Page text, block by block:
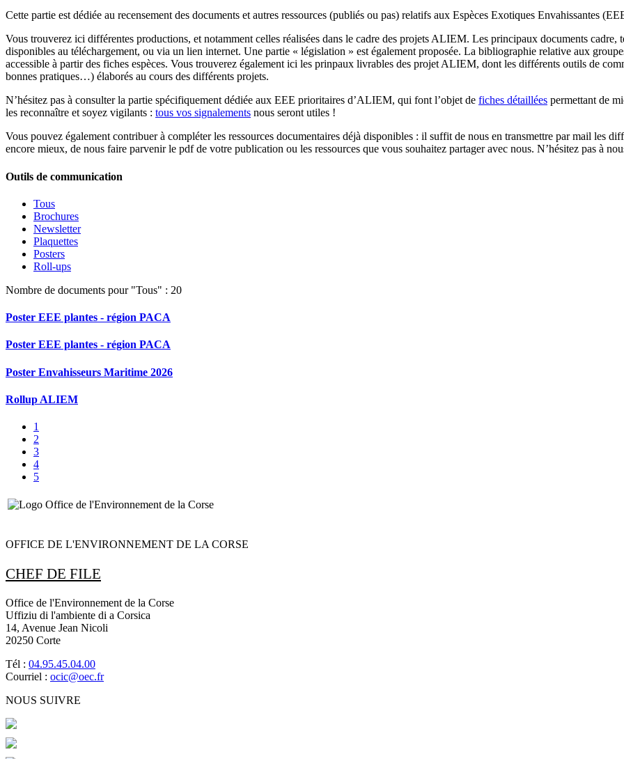
Cette partie est dédiée au recensement des documents et autres ressources (publiés ou pas) relatifs aux Espèces Exotiques Envahissantes
Vous trouverez ici différentes productions, et notamment celles réalisées dans le cadre des projets ALIEM. Les principaux documents cadre,
disponibles au téléchargement, ou via un lien internet. Une partie « législation » est également proposée. La bibliographie relative aux
accessible à partir des fiches espèces. Vous trouverez également ici les prinpaux livrables des projet ALIEM, dont les différents outils de
bonnes pratiques…) élaborés au cours des différents projets.
N’hésitez pas à consulter la partie spécifiquement dédiée aux EEE prioritaires d’ALIEM, qui font l’objet de fiches détaillées permettant de
les reconnaître et soyez vigilants : tous vos signalements nous seront utiles !
Vous pouvez également contribuer à compléter les ressources documentaires déjà disponibles : il suffit de nous en transmettre par mail les
encore mieux, de nous faire parvenir le pdf de votre publication ou les ressources que vous souhaitez partager avec nous. N’hésitez pas à
Outils de communication
Tous
Brochures
Newsletter
Plaquettes
Posters
Roll-ups
Nombre de documents pour "Tous" : 20
Poster EEE plantes - région PACA
Poster EEE plantes - région PACA
Poster Envahisseurs Maritime 2026
Rollup ALIEM
1
2
3
4
5
OFFICE DE L'ENVIRONNEMENT DE LA CORSE
CHEF DE FILE
Office de l'Environnement de la Corse
Uffiziu di l'ambiente di a Corsica
14, Avenue Jean Nicoli
20250 Corte
Tél : 04.95.45.04.00
Courriel : ocic@oec.fr
NOUS SUIVRE